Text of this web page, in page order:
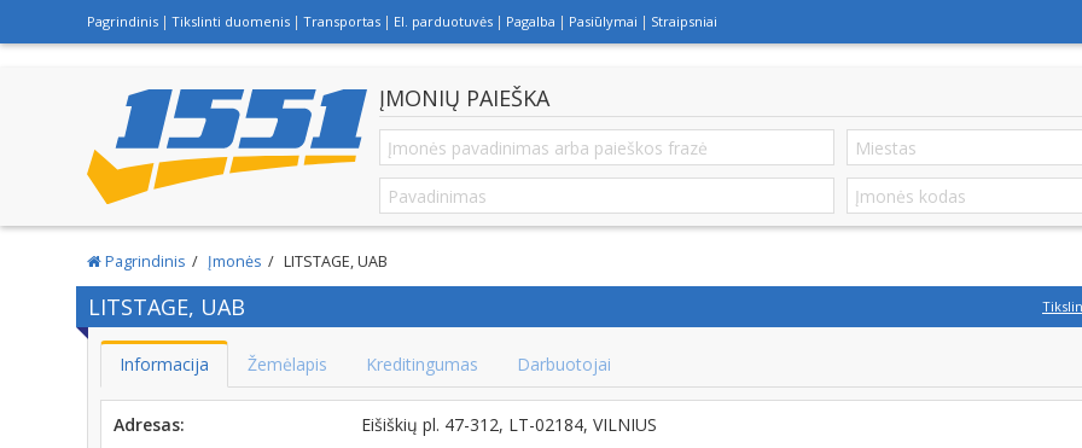
Pagrindinis Tikslinti duomenis Transportas El. parduotuvės Pagalba Pasiūlymai Straipsniai
ĮMONIŲ PAIEŠKA
Pagrindinis Įmonės LITSTAGE, UAB
LITSTAGE, UAB
Informacija Žemėlapis Kreditingumas Darbuotojai
Adresas:
Eišiškių pl. 47-312, LT-02184, VILNIUS